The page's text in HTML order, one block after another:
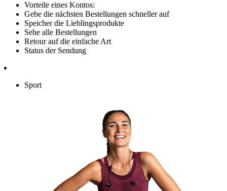
Vorteile eines Kontos:
Gebe die nächsten Bestellungen schneller auf
Speicher die Lieblingsprodukte
Sehe alle Bestellungen
Retour auf die einfache Art
Status der Sendung
Sport